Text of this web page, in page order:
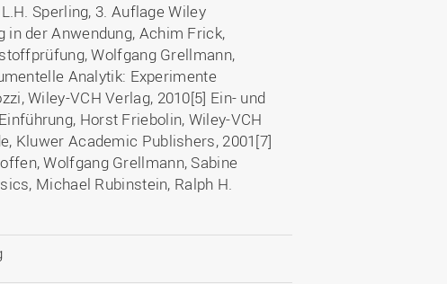
Sperling, 3. Auflage Wiley
in der Anwendung, Achim Frick,
Wolfgang Grellmann,
Analytik: Experimente
Wiley-VCH Verlag, 2010[5] Ein- und
Horst Friebolin, Wiley-VCH
Kluwer Academic Publishers, 2001[7]
Wolfgang Grellmann, Sabine
Michael Rubinstein, Ralph H.